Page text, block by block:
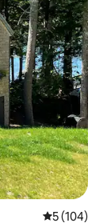
Средна
5 (104)